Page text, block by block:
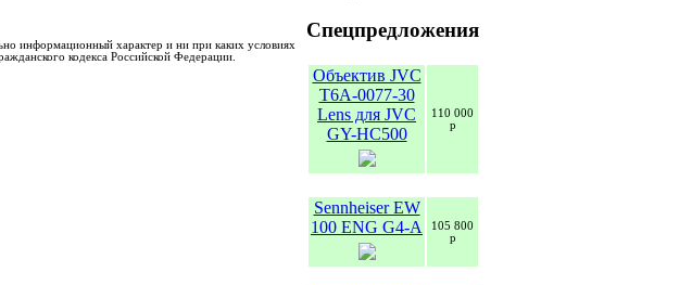
информационный характер и ни при каких условиях
кодекса Российской Федерации.
Спецпредложения
Объектив JVC
T6A-0077-30
Lens для JVC
GY-HC500
110 000
р
Sennheiser EW
100 ENG G4-A
105 800
р